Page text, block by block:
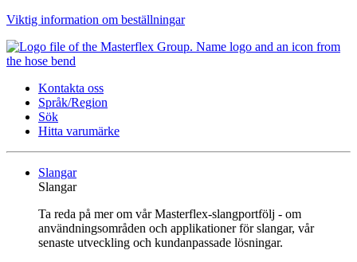
Viktig information om beställningar
Kontakta oss
Språk/Region
Sök
Hitta varumärke
Slangar
Slangar
Ta reda på mer om vår Masterflex-slangportfölj - om
användningsområden och applikationer för slangar, vår
senaste utveckling och kundanpassade lösningar.